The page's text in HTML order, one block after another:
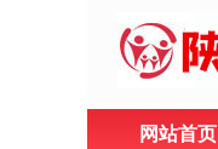
网站首页